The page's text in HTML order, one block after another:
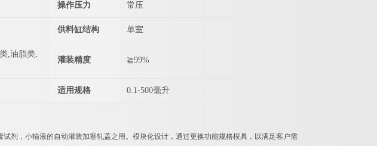
操作压力 常压
供料缸结构 单室
,油脂类,
灌装精度 ≧99%
适用规格 0.1-500毫升
剂，小输液的自动灌装加塞轧盖之用。模块化设计，通过更换功能规格模具，以满足客户需